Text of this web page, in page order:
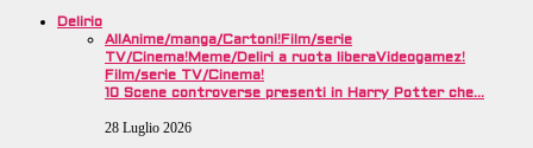
Delirio
All Anime/manga/Cartoni!Film/serie
TV/Cinema!Meme/Deliri a ruota liberaVideogamez!
Film/serie TV/Cinema!
10 Scene controverse presenti in Harry Potter che…
28 Luglio 2026